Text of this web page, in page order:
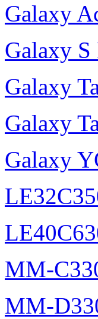
Galaxy
Galaxy
Galaxy
Galaxy
Galaxy
MM-
MM-